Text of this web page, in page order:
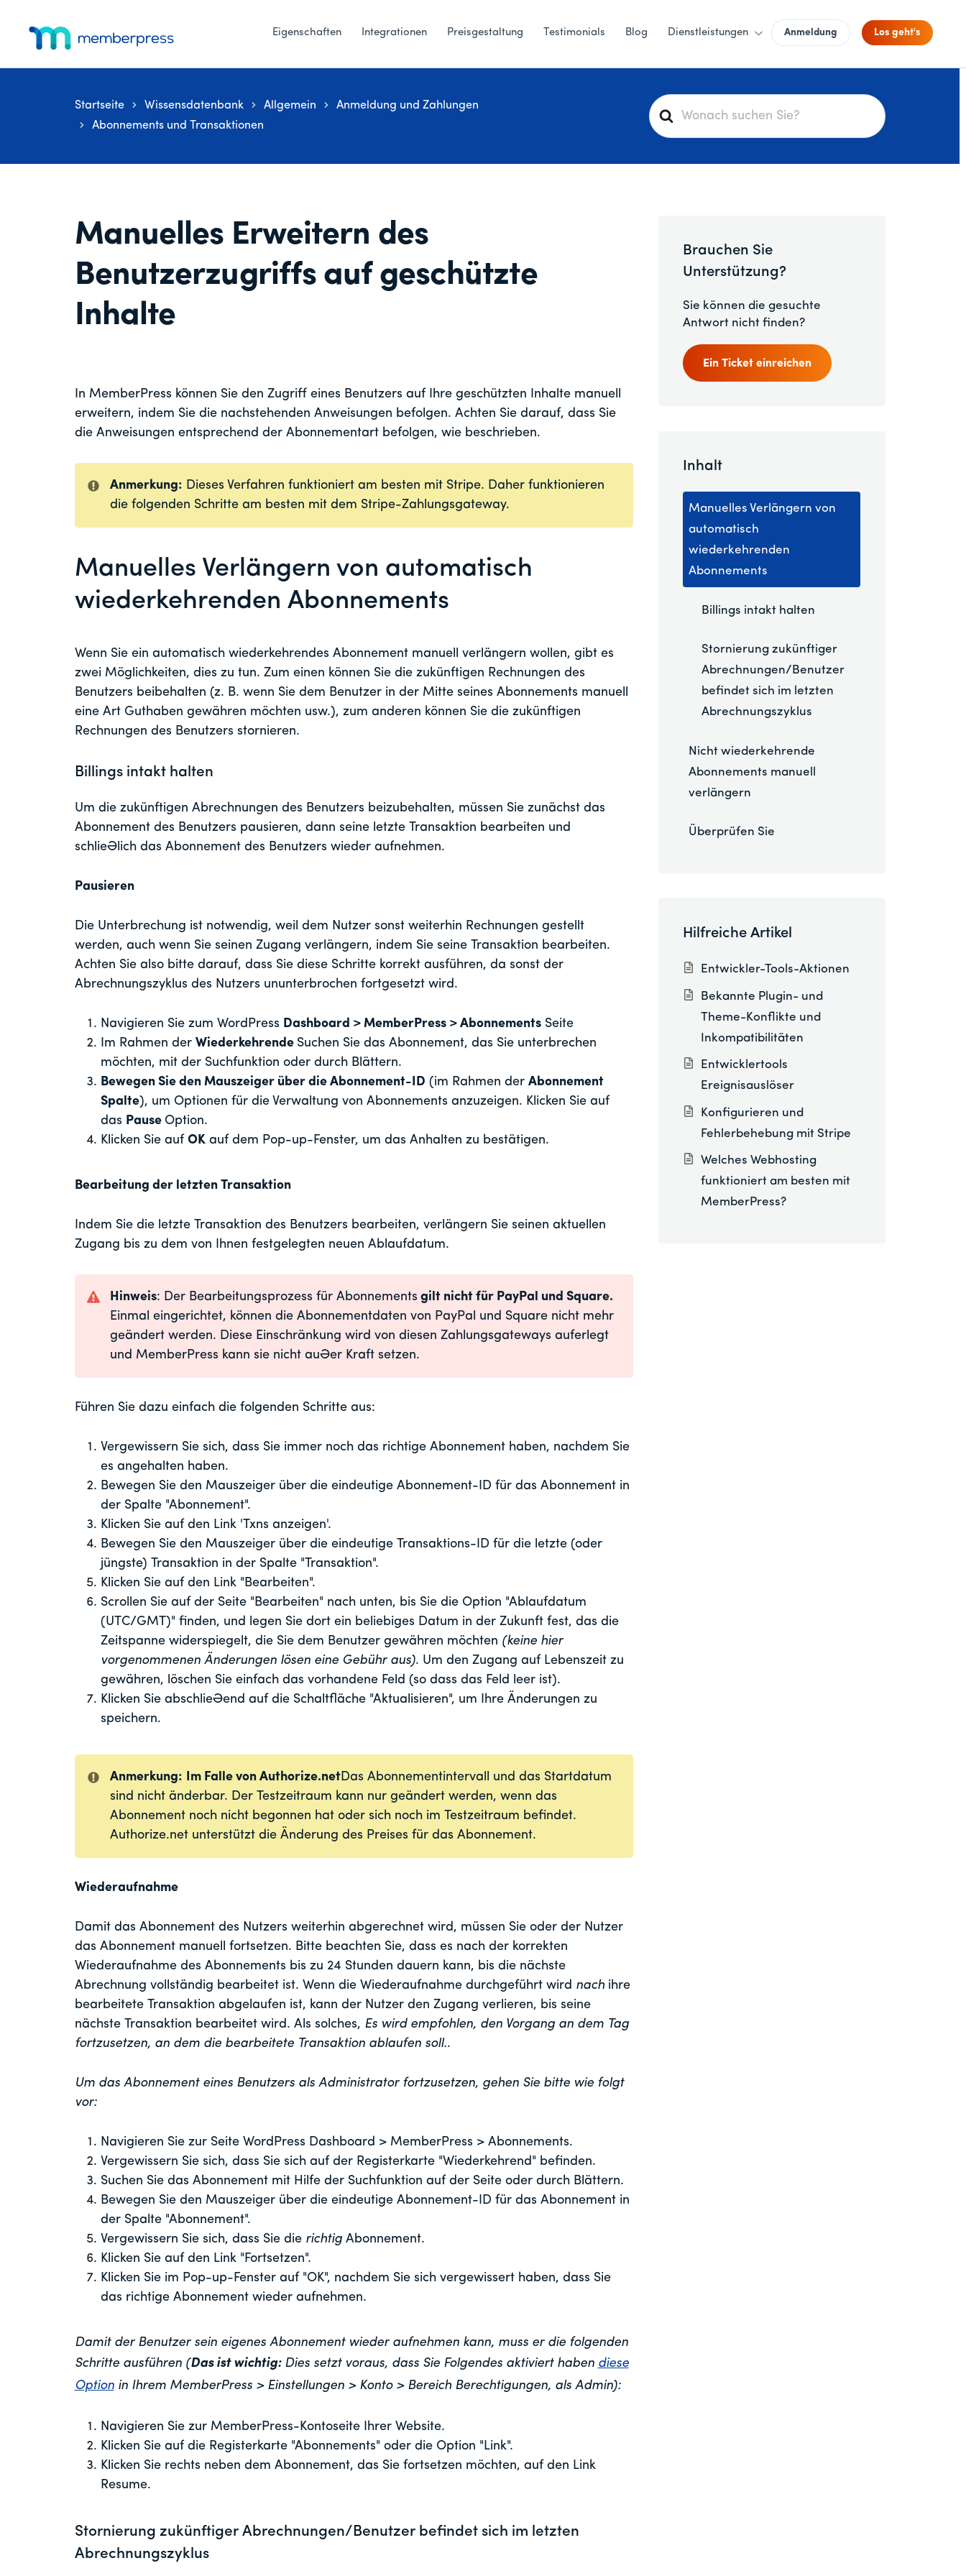
Hauptinhalt
springen
primären
Seitenleiste
Fußzeile
springen
Menü
Eigenschaften Integrationen Preisgestaltung Testimonials Blog Dienstleistungen Anmeldung Los geht's
S
u
Startseite Wissensdatenbank Allgemein
Anmeldung und Zahlungen
Abonnements und Transaktionen
Manuelles Erweitern des
Benutzerzugriffs auf geschützte
Inhalte
In MemberPress können Sie den Zugriff eines Benutzers auf Ihre geschützten Inhalte manuell
erweitern, indem Sie die nachstehenden Anweisungen befolgen. Achten Sie darauf, dass Sie
die Anweisungen entsprechend der Abonnementart befolgen, wie beschrieben.
Anmerkung: Dieses Verfahren funktioniert am besten mit Stripe. Daher funktionieren
die folgenden Schritte am besten mit dem Stripe-Zahlungsgateway.
Manuelles Verlängern von automatisch
wiederkehrenden Abonnements
Wenn Sie ein automatisch wiederkehrendes Abonnement manuell verlängern wollen, gibt es
zwei Möglichkeiten, dies zu tun. Zum einen können Sie die zukünftigen Rechnungen des
Benutzers beibehalten (z. B. wenn Sie dem Benutzer in der Mitte seines Abonnements manuell
eine Art Guthaben gewähren möchten usw.), zum anderen können Sie die zukünftigen
Rechnungen des Benutzers stornieren.
Billings intakt halten
Um die zukünftigen Abrechnungen des Benutzers beizubehalten, müssen Sie zunächst das
Abonnement des Benutzers pausieren, dann seine letzte Transaktion bearbeiten und
schließlich das Abonnement des Benutzers wieder aufnehmen.
Pausieren
Die Unterbrechung ist notwendig, weil dem Nutzer sonst weiterhin Rechnungen gestellt
werden, auch wenn Sie seinen Zugang verlängern, indem Sie seine Transaktion bearbeiten.
Achten Sie also bitte darauf, dass Sie diese Schritte korrekt ausführen, da sonst der
Abrechnungszyklus des Nutzers ununterbrochen fortgesetzt wird.
Navigieren Sie zum WordPress Dashboard > MemberPress > AbonnementsSeite
Im Rahmen der Wiederkehrende Suchen Sie das Abonnement, das Sie unterbrechen
möchten, mit der Suchfunktion oder durch Blättern.
Bewegen Sie den Mauszeiger über die Abonnement-ID (im Rahmen der Abonnement
Spalte), um Optionen für die Verwaltung von Abonnements anzuzeigen. Klicken Sie auf
das Pause Option.
Klicken Sie auf OKauf dem Pop-up-Fenster, um das Anhalten zu bestätigen.
Bearbeitung der letzten Transaktion
Indem Sie die letzte Transaktion des Benutzers bearbeiten, verlängern Sie seinen aktuellen
Zugang bis zu dem von Ihnen festgelegten neuen Ablaufdatum.
Hinweis: Der Bearbeitungsprozess für Abonnements gilt nicht für PayPal und Square.
Einmal eingerichtet, können die Abonnementdaten von PayPal und Square nicht mehr
geändert werden. Diese Einschränkung wird von diesen Zahlungsgateways auferlegt
und MemberPress kann sie nicht außer Kraft setzen.
Führen Sie dazu einfach die folgenden Schritte aus:
Vergewissern Sie sich, dass Sie immer noch das richtige Abonnement haben, nachdem Sie
es angehalten haben.
Bewegen Sie den Mauszeiger über die eindeutige Abonnement-ID für das Abonnement in
der Spalte "Abonnement".
Klicken Sie auf den Link 'Txns anzeigen'.
Bewegen Sie den Mauszeiger über die eindeutige Transaktions-ID für die letzte (oder
jüngste) Transaktion in der Spalte "Transaktion".
Klicken Sie auf den Link "Bearbeiten".
Scrollen Sie auf der Seite "Bearbeiten" nach unten, bis Sie die Option "Ablaufdatum
(UTC/GMT)" finden, und legen Sie dort ein beliebiges Datum in der Zukunft fest, das die
Zeitspanne widerspiegelt, die Sie dem Benutzer gewähren möchten (keine hier
vorgenommenen Änderungen lösen eine Gebühr aus). Um den Zugang auf Lebenszeit zu
gewähren, löschen Sie einfach das vorhandene Feld (so dass das Feld leer ist).
Klicken Sie abschließend auf die Schaltfläche "Aktualisieren", um Ihre Änderungen zu
speichern.
Anmerkung: Im Falle von Authorize.netDas Abonnementintervall und das Startdatum
sind nicht änderbar. Der Testzeitraum kann nur geändert werden, wenn das
Abonnement noch nicht begonnen hat oder sich noch im Testzeitraum befindet.
Authorize.net unterstützt die Änderung des Preises für das Abonnement.
Wiederaufnahme
Damit das Abonnement des Nutzers weiterhin abgerechnet wird, müssen Sie oder der Nutzer
das Abonnement manuell fortsetzen. Bitte beachten Sie, dass es nach der korrekten
Wiederaufnahme des Abonnements bis zu 24 Stunden dauern kann, bis die nächste
Abrechnung vollständig bearbeitet ist. Wenn die Wiederaufnahme durchgeführt wird nachihre
bearbeitete Transaktion abgelaufen ist, kann der Nutzer den Zugang verlieren, bis seine
nächste Transaktion bearbeitet wird. Als solches, Es wird empfohlen, den Vorgang an dem Tag
fortzusetzen, an dem die bearbeitete Transaktion ablaufen soll..
Um das Abonnement eines Benutzers als Administrator fortzusetzen, gehen Sie bitte wie folgt
vor:
Navigieren Sie zur Seite WordPress Dashboard > MemberPress > Abonnements.
Vergewissern Sie sich, dass Sie sich auf der Registerkarte "Wiederkehrend" befinden.
Suchen Sie das Abonnement mit Hilfe der Suchfunktion auf der Seite oder durch Blättern.
Bewegen Sie den Mauszeiger über die eindeutige Abonnement-ID für das Abonnement in
der Spalte "Abonnement".
Vergewissern Sie sich, dass Sie die richtig Abonnement.
Klicken Sie auf den Link "Fortsetzen".
Klicken Sie im Pop-up-Fenster auf "OK", nachdem Sie sich vergewissert haben, dass Sie
das richtige Abonnement wieder aufnehmen.
Damit der Benutzer sein eigenes Abonnement wieder aufnehmen kann, muss er die folgenden
Schritte ausführen (Das ist wichtig: Dies setzt voraus, dass Sie Folgendes aktiviert haben diese
Optionin Ihrem MemberPress > Einstellungen > Konto > Bereich Berechtigungen, als Admin):
Navigieren Sie zur MemberPress-Kontoseite Ihrer Website.
Klicken Sie auf die Registerkarte "Abonnements" oder die Option "Link".
Klicken Sie rechts neben dem Abonnement, das Sie fortsetzen möchten, auf den Link
Resume.
Stornierung zukünftiger Abrechnungen/Benutzer befindet sich im letzten
Abrechnungszyklus
Brauchen Sie
Unterstützung?
Sie können die gesuchte
Antwort nicht finden?
Ein Ticket einreichen
Inhalt
Manuelles Verlängern von
automatisch
wiederkehrenden
Abonnements
Billings intakt halten
Stornierung zukünftiger
Abrechnungen/Benutzer
befindet sich im letzten
Abrechnungszyklus
Nicht wiederkehrende
Abonnements manuell
verlängern
Überprüfen Sie
Hilfreiche Artikel
Entwickler-Tools-Aktionen
Bekannte Plugin- und
Theme-Konflikte und
Inkompatibilitäten
Entwicklertools
Ereignisauslöser
Konfigurieren und
Fehlerbehebung mit Stripe
Welches Webhosting
funktioniert am besten mit
MemberPress?